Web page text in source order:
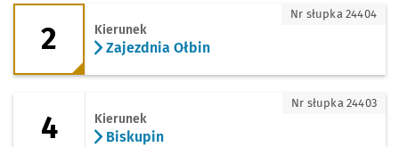
2 - kierunek Zajezdnia Ołbin
2 Kierunek
Zajezdnia Ołbin
Nr słupka 24404
4 Kierunek
Biskupin
Nr słupka 24403